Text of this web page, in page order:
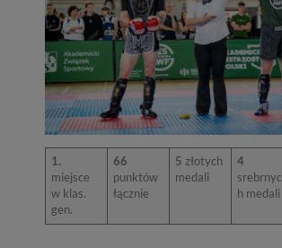
1.
miejsce
w klas.
gen.
66
punktów
łącznie
5 złotych
medali
4
srebrnyc
h medali